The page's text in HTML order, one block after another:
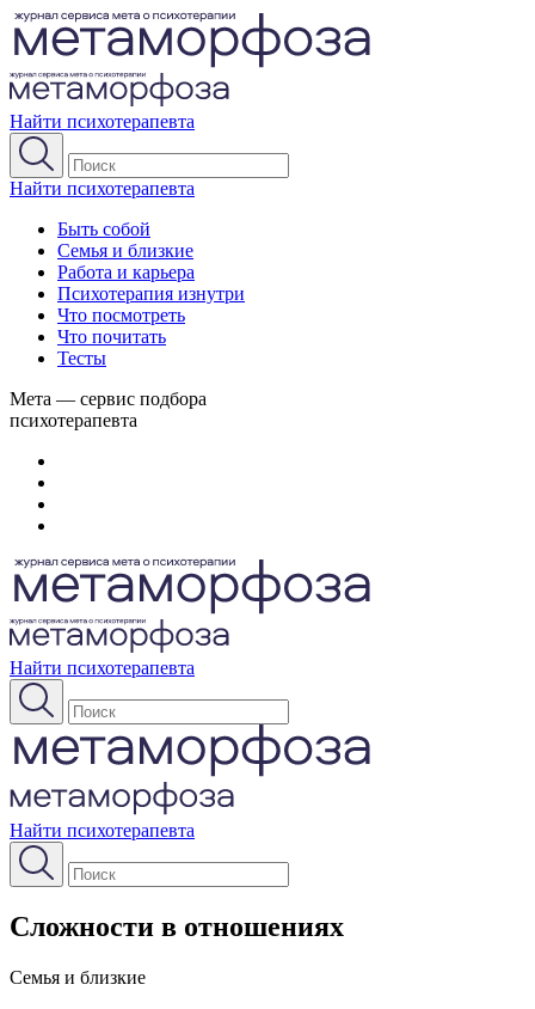
Найти психотерапевта
Найти психотерапевта
Быть собой
Семья и близкие
Работа и карьера
Психотерапия изнутри
Что посмотреть
Что почитать
Тесты
Мета — сервис подбора
психотерапевта
Найти психотерапевта
Найти психотерапевта
Сложности в отношениях
Семья и близкие